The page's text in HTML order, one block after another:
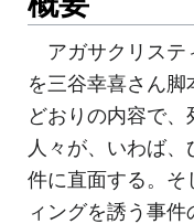
アガサクリステ
を三谷幸喜さん
どおりの内容で
人々が、いわば
件に直面する。
ィングを誘う事